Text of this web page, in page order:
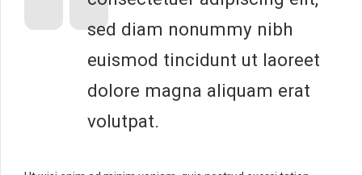
sed diam nonummy nibh
euismod tincidunt ut laoreet
dolore magna aliquam erat
volutpat.